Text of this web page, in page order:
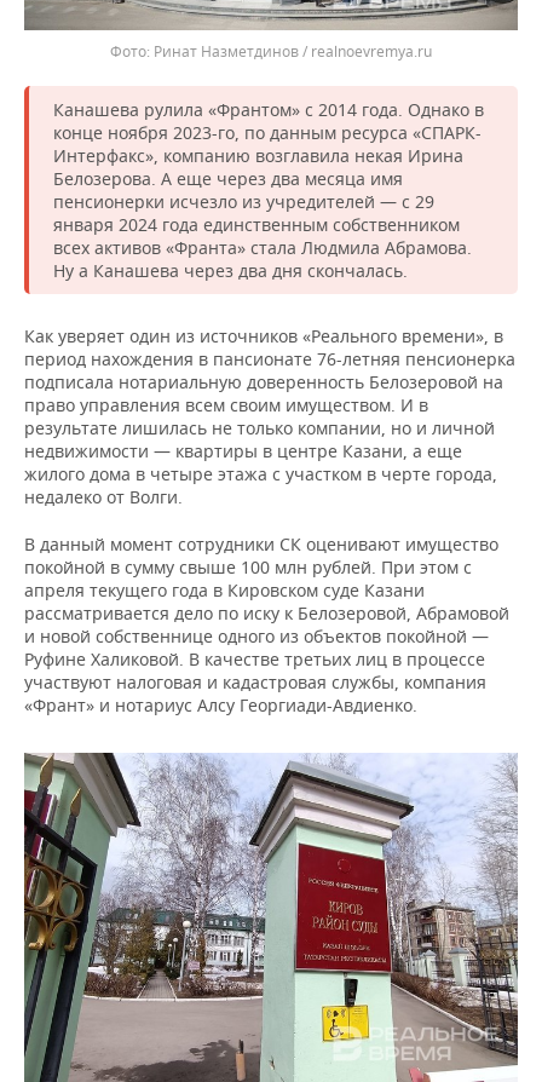
Ринат Назметдинов / realnoevremya.ru
Канашева рулила «Франтом» с 2014 года. Однако в
конце ноября 2023-го, по данным ресурса «СПАРК-
Интерфакс», компанию возглавила некая Ирина
Белозерова. А еще через два месяца имя
пенсионерки исчезло из учредителей — с 29
января 2024 года единственным собственником
всех активов «Франта» стала Людмила Абрамова.
Ну а Канашева через два дня скончалась.
Как уверяет один из источников «Реального времени», в
период нахождения в пансионате 76-летняя пенсионерка
подписала нотариальную доверенность Белозеровой на
право управления всем своим имуществом. И в
результате лишилась не только компании, но и личной
недвижимости — квартиры в центре Казани, а еще
жилого дома в четыре этажа с участком в черте города,
недалеко от Волги.
В данный момент сотрудники СК оценивают имущество
покойной в сумму свыше 100 млн рублей. При этом с
апреля текущего года в Кировском суде Казани
рассматривается дело по иску к Белозеровой, Абрамовой
и новой собственнице одного из объектов покойной —
Руфине Халиковой. В качестве третьих лиц в процессе
участвуют налоговая и кадастровая службы, компания
«Франт» и нотариус Алсу Георгиади-Авдиенко.